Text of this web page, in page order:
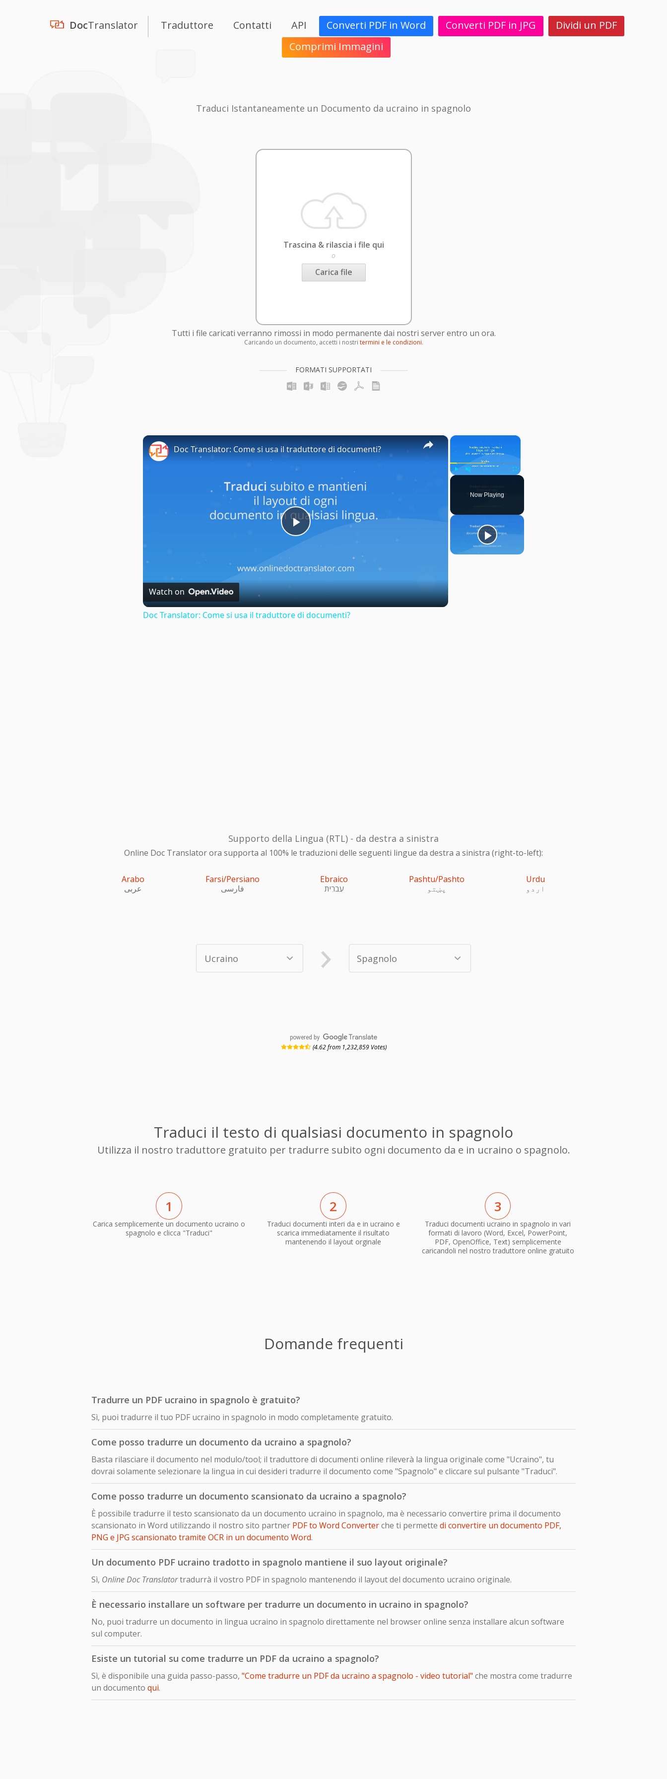
DocTranslator Traduttore Contatti API Converti PDF in Word Converti PDF in JPG
Dividi un PDF
Comprimi Immagini
Traduci Istantaneamente un Documento da ucraino in spagnolo
Trascina & rilascia i file qui
o
Carica file
Tutti i file caricati verranno rimossi in modo permanente dai nostri server entro un ora.
Caricando un documento, accetti i nostri termini e le condizioni.
FORMATI SUPPORTATI
×
Fullscreen
Now Playing
×
Play
Video
Doc Translator: Come si usa il traduttore di documenti?
Watch on
Doc Translator: Come si usa il traduttore di documenti?
Supporto della Lingua (RTL) - da destra a sinistra
Online Doc Translator ora supporta al 100% le traduzioni delle seguenti lingue da destra a sinistra (right-to-left):
Arabo
عربى
Farsi/Persiano
فارسی
Ebraico
עִברִית
Pashtu/Pashto
پښتو
Urdu
اردو
powered by
(4.62 from 1,232,859 Votes)
Traduci il testo di qualsiasi documento in spagnolo
Utilizza il nostro traduttore gratuito per tradurre subito ogni documento da e in ucraino o spagnolo.
1
Carica semplicemente un documento ucraino o
spagnolo e clicca "Traduci"
2
Traduci documenti interi da e in ucraino e
scarica immediatamente il risultato
mantenendo il layout orginale
3
Traduci documenti ucraino in spagnolo in vari
formati di lavoro (Word, Excel, PowerPoint,
PDF, OpenOffice, Text) semplicemente
caricandoli nel nostro traduttore online gratuito
Domande frequenti
Tradurre un PDF ucraino in spagnolo è gratuito?
Sì, puoi tradurre il tuo PDF ucraino in spagnolo in modo completamente gratuito.
Come posso tradurre un documento da ucraino a spagnolo?
Basta rilasciare il documento nel modulo/tool; il traduttore di documenti online rileverà la lingua originale come "Ucraino", tu
dovrai solamente selezionare la lingua in cui desideri tradurre il documento come "Spagnolo" e cliccare sul pulsante "Traduci".
Come posso tradurre un documento scansionato da ucraino a spagnolo?
È possibile tradurre il testo scansionato da un documento ucraino in spagnolo, ma è necessario convertire prima il documento
scansionato in Word utilizzando il nostro sito partner PDF to Word Converterche ti permette di convertire un documento PDF,
PNG e JPG scansionato tramite OCR in un documento Word.
Un documento PDF ucraino tradotto in spagnolo mantiene il suo layout originale?
Sì, Online Doc Translatortradurrà il vostro PDF in spagnolo mantenendo il layout del documento ucraino originale.
È necessario installare un software per tradurre un documento in ucraino in spagnolo?
No, puoi tradurre un documento in lingua ucraino in spagnolo direttamente nel browser online senza installare alcun software
sul computer.
Esiste un tutorial su come tradurre un PDF da ucraino a spagnolo?
Sì, è disponibile una guida passo-passo, "Come tradurre un PDF da ucraino a spagnolo - video tutorial" che mostra come tradurre
un documento qui.